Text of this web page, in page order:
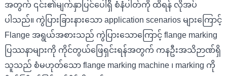
အတွက် ၎င်း၏မျက်နှာပြင်ပေါ်ရှိ စံနံပါတ်ကို ထိရန် လိုအပ်
ပါသည်။ ကွဲပြားခြားနားသော application scenarios များကြောင့်
Flange အရွယ်အစားသည် ကွဲပြားသောကြောင့် flange marking
ပြဿနာများကို ကိုင်တွယ်ဖြေရှင်းရန်အတွက် ကနဦးအသိဉာဏ်ရှိ
သူသည် စံမဟုတ်သော flange marking machine ၊ marking ကို